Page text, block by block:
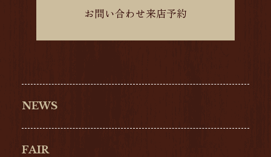
NEWS
FAIR
お問い合わせ来店予約